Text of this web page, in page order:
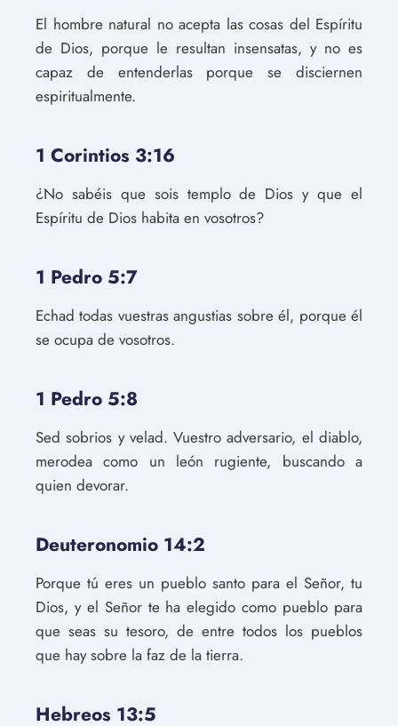
El hombre natural no acepta las cosas del Espíritu
de Dios, porque le resultan insensatas, y no es
capaz de entenderlas porque se disciernen
espiritualmente.
1 Corintios 3:16
¿No sabéis que sois templo de Dios y que el
Espíritu de Dios habita en vosotros?
1 Pedro 5:7
Echad todas vuestras angustias sobre él, porque él
se ocupa de vosotros.
1 Pedro 5:8
Sed sobrios y velad. Vuestro adversario, el diablo,
merodea como un león rugiente, buscando a
quien devorar.
Deuteronomio 14:2
Porque tú eres un pueblo santo para el Señor, tu
Dios, y el Señor te ha elegido como pueblo para
que seas su tesoro, de entre todos los pueblos
que hay sobre la faz de la tierra.
Hebreos 13:5